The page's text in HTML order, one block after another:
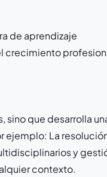
de aprendizaje
crecimiento
que desarrolla
ejemplo: La
y
contexto.